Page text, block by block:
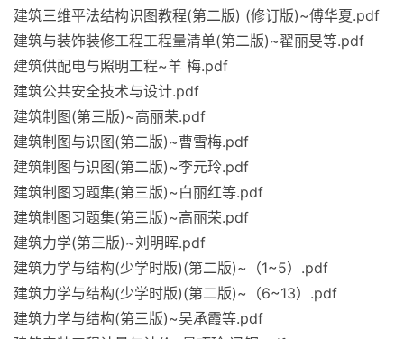
建筑三维平法结构识图教程(第二版) (修订版)~傅华夏.pdf
建筑与装饰装修工程工程量清单(第二版)~翟丽旻等.pdf
建筑供配电与照明工程~羊 梅.pdf
建筑公共安全技术与设计.pdf
建筑制图(第三版)~高丽荣.pdf
建筑制图与识图(第二版)~曹雪梅.pdf
建筑制图与识图(第二版)~李元玲.pdf
建筑制图习题集(第三版)~白丽红等.pdf
建筑制图习题集(第三版)~高丽荣.pdf
建筑力学(第三版)~刘明晖.pdf
建筑力学与结构(少学时版)(第二版)~（1~5）.pdf
建筑力学与结构(少学时版)(第二版)~（6~13）.pdf
建筑力学与结构(第三版)~吴承霞等.pdf